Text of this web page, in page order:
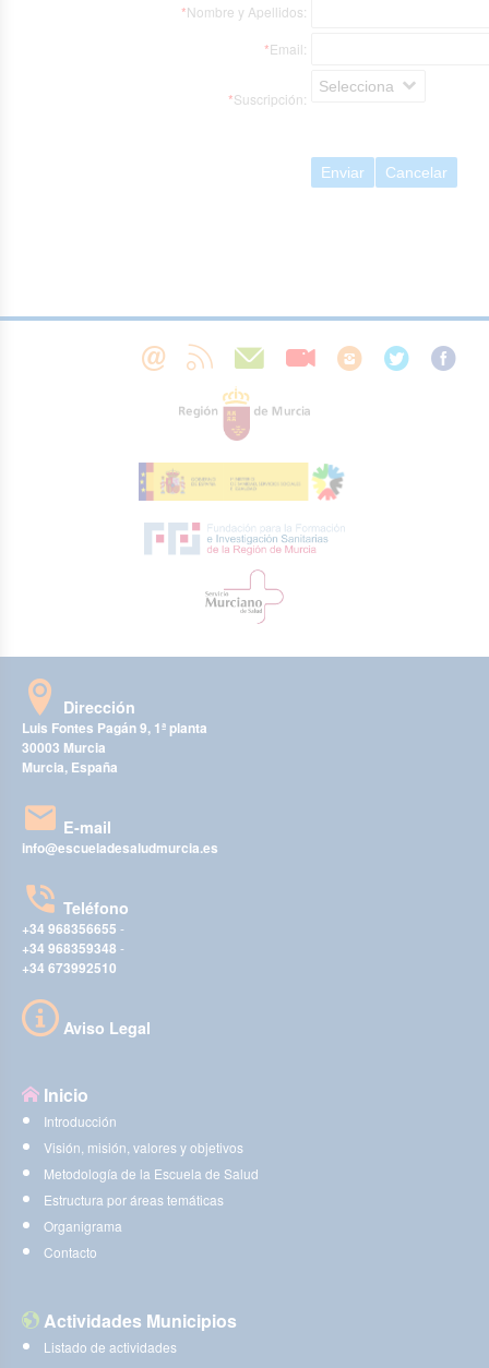
*Nombre y Apellidos:
*Email:
*Suscripción:
Selecciona
Enviar Cancelar
Dirección
Luis Fontes Pagán 9, 1ª planta
30003 Murcia
Murcia, España
E-mail
info@escueladesaludmurcia.es
Teléfono
+34 968356655 -
+34 968359348 -
+34 673992510
Aviso Legal
Inicio
Introducción
Visión, misión, valores y objetivos
Metodología de la Escuela de Salud
Estructura por áreas temáticas
Organigrama
Contacto
Actividades Municipios
Listado de actividades